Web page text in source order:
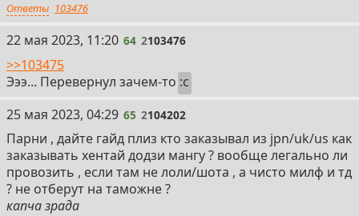
Ответы 103476
64
22 мая 2023, 11:20 64 2103476
>>103475
Эээ... Перевернул зачем-то :c
65
25 мая 2023, 04:29 65 2104202
Парни , дайте гайд плиз кто заказывал из jpn/uk/us как
заказывать хентай додзи мангу ? вообще легально ли
провозить , если там не лоли/шота , а чисто милф и тд
? не отберут на таможне ?
капча зрада